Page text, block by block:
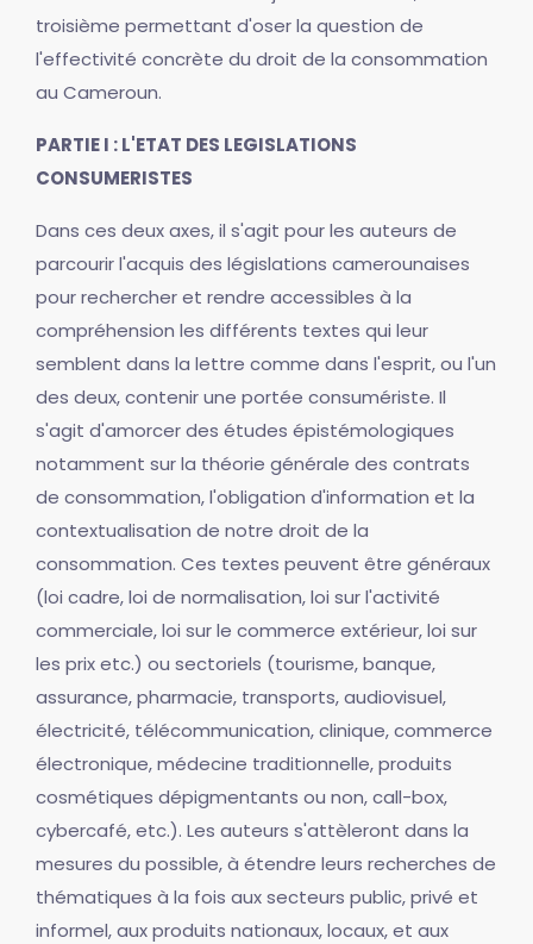
troisième permettant d'oser la question de
l'effectivité concrète du droit de la consommation
au Cameroun.
PARTIE I : L'ETAT DES LEGISLATIONS
CONSUMERISTES
Dans ces deux axes, il s'agit pour les auteurs de
parcourir l'acquis des législations camerounaises
pour rechercher et rendre accessibles à la
compréhension les différents textes qui leur
semblent dans la lettre comme dans l'esprit, ou l'un
des deux, contenir une portée consumériste. Il
s'agit d'amorcer des études épistémologiques
notamment sur la théorie générale des contrats
de consommation, l'obligation d'information et la
contextualisation de notre droit de la
consommation. Ces textes peuvent être généraux
(loi cadre, loi de normalisation, loi sur l'activité
commerciale, loi sur le commerce extérieur, loi sur
les prix etc.) ou sectoriels (tourisme, banque,
assurance, pharmacie, transports, audiovisuel,
électricité, télécommunication, clinique, commerce
électronique, médecine traditionnelle, produits
cosmétiques dépigmentants ou non, call-box,
cybercafé, etc.). Les auteurs s'attèleront dans la
mesures du possible, à étendre leurs recherches de
thématiques à la fois aux secteurs public, privé et
informel, aux produits nationaux, locaux, et aux